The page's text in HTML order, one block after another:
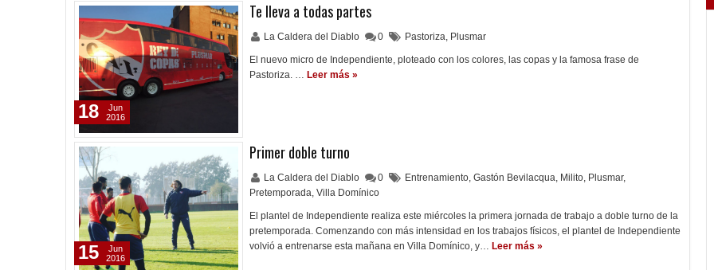
Te lleva a todas partes
La Caldera del Diablo 0 Pastoriza, Plusmar
El nuevo micro de Independiente, ploteado con los colores, las copas y la famosa frase de
Pastoriza. … Leer más »
18
Jun
2016
Primer doble turno
La Caldera del Diablo 0 Entrenamiento, Gastón Bevilacqua, Milito, Plusmar,
Pretemporada, Villa Domínico
El plantel de Independiente realiza este miércoles la primera jornada de trabajo a doble turno de la
pretemporada. Comenzando con más intensidad en los trabajos físicos, el plantel de Independiente
volvió a entrenarse esta mañana en Villa Domínico, y… Leer más »
15
Jun
2016